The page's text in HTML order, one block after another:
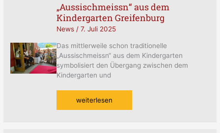
„Aussischmeissn“ aus dem
Kindergarten Greifenburg
News/ 7. Juli 2025
Das mittlerweile schon traditionelle
„Aussischmeissn“ aus dem Kindergarten
symbolisiert den Übergang zwischen dem
Kindergarten und
„Aussischmeissn“
aus
dem
Greifenburg
weiterlesen